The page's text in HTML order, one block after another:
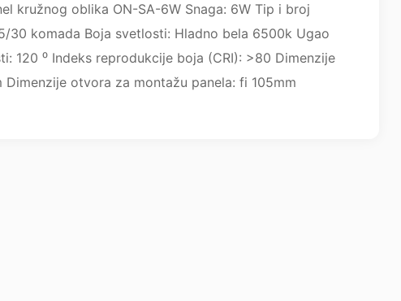
kružnog oblika ON-SA-6W Snaga: 6W Tip i broj
30 komada Boja svetlosti: Hladno bela 6500k Ugao
120 ⁰ Indeks reprodukcije boja (CRI): >80 Dimenzije
Dimenzije otvora za montažu panela: fi 105mm